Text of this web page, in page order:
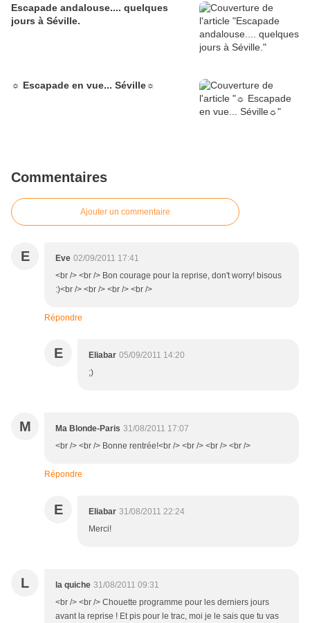
Escapade andalouse.... quelques
jours à Séville.
☼ Escapade en vue... Séville☼
Commentaires
Ajouter un commentaire
E Eve 02/09/2011 17:41
<br /> <br /> Bon courage pour la reprise, don't worry! bisous
:)<br /> <br /> <br /> <br />
Répondre
E Eliabar 05/09/2011 14:20
;)
M Ma Blonde-Paris 31/08/2011 17:07
<br /> <br /> Bonne rentrée!<br /> <br /> <br /> <br />
Répondre
E Eliabar 31/08/2011 22:24
Merci!
L la quiche 31/08/2011 09:31
<br /> <br /> Chouette programme pour les derniers jours
avant la reprise ! Et pis pour le trac, moi je le sais que tu vas